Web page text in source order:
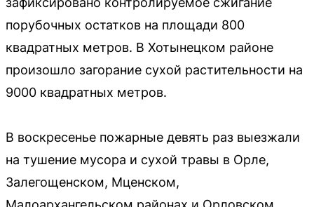
порубочных остатков на площади 800
квадратных метров. В Хотынецком районе
произошло загорание сухой растительности на
9000 квадратных метров.
В воскресенье пожарные девять раз выезжали
на тушение мусора и сухой травы в Орле,
Залегощенском, Мценском,